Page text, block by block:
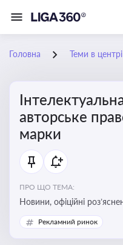
Головна Теми в
авторське
марки
ПРО ЩО ТЕМА:
Новини, офіційні
експертні матеріали, що
права, реєстрації та
Рекламний ринок